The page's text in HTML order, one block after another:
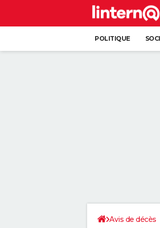
POLITIQUE
Avis de décès